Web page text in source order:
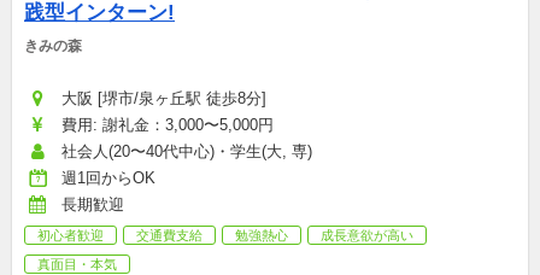
践型インターン!
きみの森
大阪 [堺市/泉ヶ丘駅 徒歩8分]
費用: 謝礼金：3,000〜5,000円
社会人(20〜40代中心)・学生(大, 専)
週1回からOK
長期歓迎
初心者歓迎 交通費支給 勉強熱心
成長意欲が高い
真面目・本気